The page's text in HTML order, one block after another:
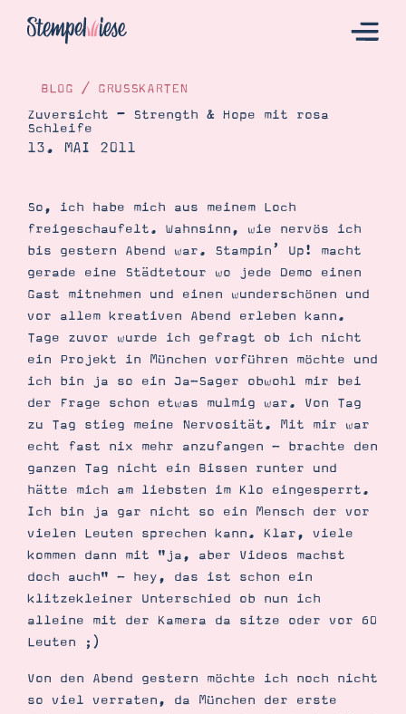
Hier Starten
Bestellen
Kontakt
Angebote
Demonstrator werden
Blog
Gutscheine
Produkte erklärt
Über mich
Über Stampin’ Up!
BLOG / GRUSSKARTEN
Zuversicht – Strength & Hope mit rosa
Schleife
13. MAI 2011
So, ich habe mich aus meinem Loch
freigeschaufelt. Wahnsinn, wie nervös ich
bis gestern Abend war. Stampin’ Up! macht
gerade eine Städtetour wo jede Demo einen
Gast mitnehmen und einen wunderschönen und
vor allem kreativen Abend erleben kann.
Tage zuvor wurde ich gefragt ob ich nicht
ein Projekt in München vorführen möchte und
ich bin ja so ein Ja-Sager obwohl mir bei
der Frage schon etwas mulmig war. Von Tag
zu Tag stieg meine Nervosität. Mit mir war
echt fast nix mehr anzufangen - brachte den
ganzen Tag nicht ein Bissen runter und
hätte mich am liebsten im Klo eingesperrt.
Ich bin ja gar nicht so ein Mensch der vor
vielen Leuten sprechen kann. Klar, viele
kommen dann mit "ja, aber Videos machst
doch auch" - hey, das ist schon ein
klitzekleiner Unterschied ob nun ich
alleine mit der Kamera da sitze oder vor 60
Leuten ;)
Von den Abend gestern möchte ich noch nicht
so viel verraten, da München der erste